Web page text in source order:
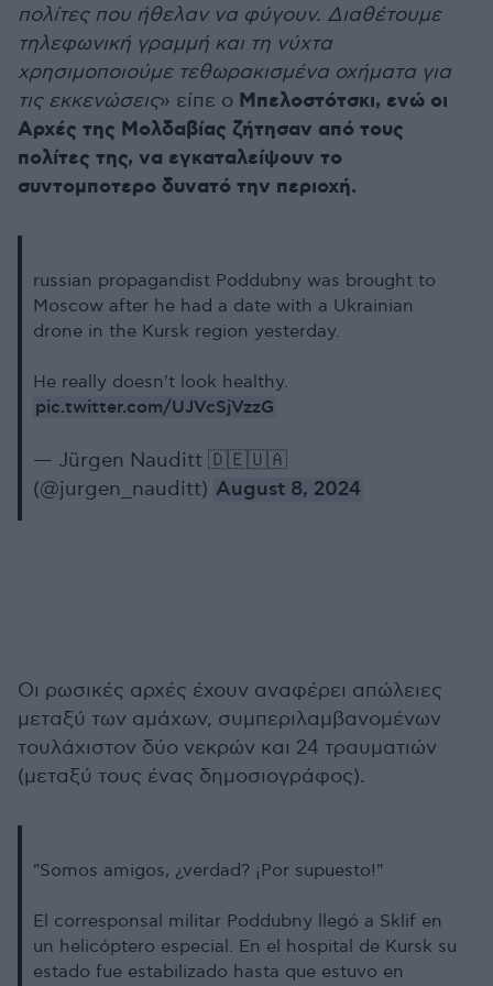
πολίτες που ήθελαν να φύγουν. Διαθέτουμε
τηλεφωνική γραμμή και τη νύχτα
χρησιμοποιούμε τεθωρακισμένα οχήματα για
τις εκκενώσεις» είπε ο Μπελοστότσκι, ενώ οι
Αρχές της Μολδαβίας ζήτησαν από τους
πολίτες της, να εγκαταλείψουν το
συντομποτερο δυνατό την περιοχή.
russian propagandist Poddubny was brought to
Moscow after he had a date with a Ukrainian
drone in the Kursk region yesterday.
He really doesn't look healthy.
pic.twitter.com/UJVcSjVzzG
— Jürgen Nauditt 🇩🇪🇺🇦
(@jurgen_nauditt) August 8, 2024
Οι ρωσικές αρχές έχουν αναφέρει απώλειες
μεταξύ των αμάχων, συμπεριλαμβανομένων
τουλάχιστον δύο νεκρών και 24 τραυματιών
(μεταξύ τους ένας δημοσιογράφος).
"Somos amigos, ¿verdad? ¡Por supuesto!"
El corresponsal militar Poddubny llegó a Sklif en
un helicóptero especial. En el hospital de Kursk su
estado fue estabilizado hasta que estuvo en